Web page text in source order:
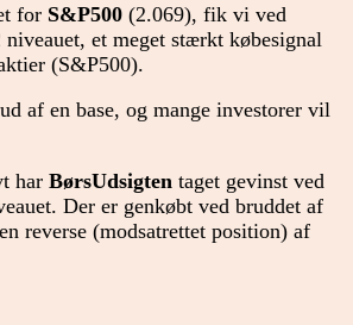
for S&P500 (2.069), fik vi ved
et meget stærkt købesignal
(S&P500).
af en base, og mange investorer vil
har BørsUdsigten taget gevinst ved
Der er genkøbt ved bruddet af
reverse (modsatrettet position) af